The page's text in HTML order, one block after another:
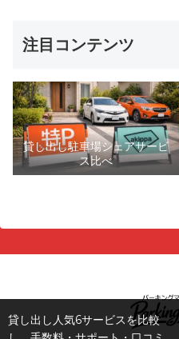
注目コンテンツ
貸し出し駐車場シェアサービ
ス比べ
貸し出し人気6サービスを比較